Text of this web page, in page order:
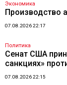
Экономика
Производство
07.08.2026 22:17
Политика
Сенат США
санкциях»
07.08.2026 22:15